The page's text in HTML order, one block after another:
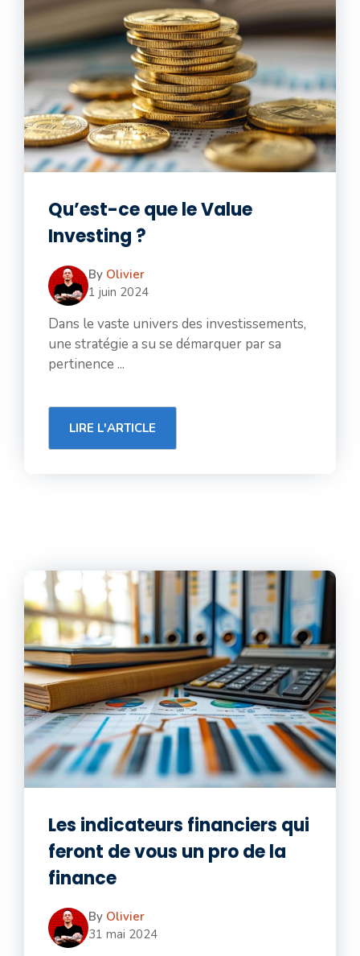
Qu’est-ce que le Value
Investing ?
By Olivier
1 juin 2024
Dans le vaste univers des investissements,
une stratégie a su se démarquer par sa
pertinence ...
LIRE L'ARTICLE
Les indicateurs financiers qui
feront de vous un pro de la
finance
By Olivier
31 mai 2024